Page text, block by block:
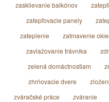
zasklievanie balkónov
zatepľovacie panely
zateplenie
zatmavenie
zavlažovanie trávnika
zelená domáctnostiam
zhrňovacie dvere
zváračské práce
zváranie